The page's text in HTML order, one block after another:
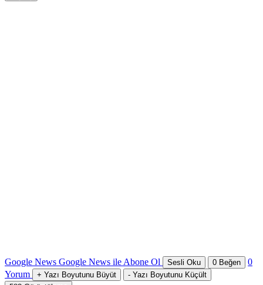
Google News Google News ile Abone Ol Sesli Oku 0 Beğen
0
Yorum
+ Yazı Boyutunu Büyüt - Yazı Boyutunu Küçült